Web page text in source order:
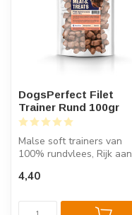
DogsPerfect Filet
Trainer Rund 100gr
Malse soft trainers van
100% rundvlees, Rijk aan
toevoegingen, ...
4,40